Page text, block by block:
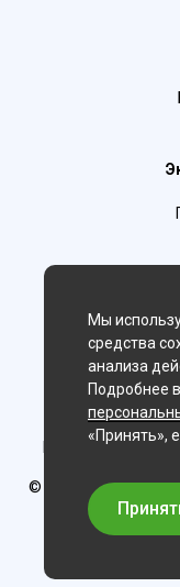
Мы
Новосибирск, 2-й
© Delaflor - доставка
ИНН
Мы
средства
анализа
Подробнее в
«Принять»,